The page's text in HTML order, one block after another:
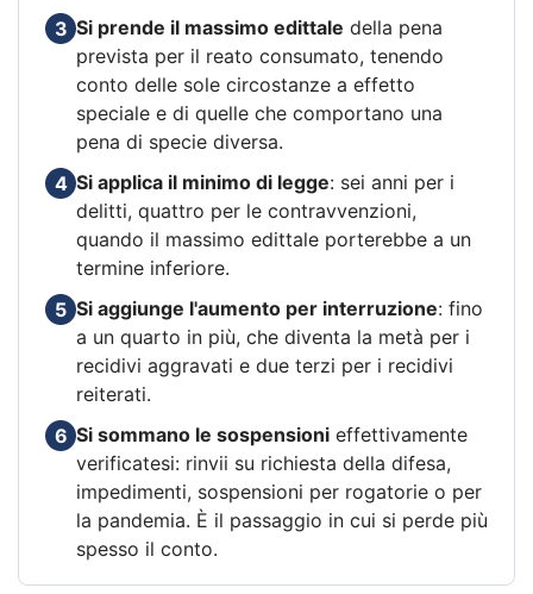
3 Si prende il massimo edittale della pena
prevista per il reato consumato, tenendo
conto delle sole circostanze a effetto
speciale e di quelle che comportano una
pena di specie diversa.
4 Si applica il minimo di legge: sei anni per i
delitti, quattro per le contravvenzioni,
quando il massimo edittale porterebbe a un
termine inferiore.
5 Si aggiunge l'aumento per interruzione: fino
a un quarto in più, che diventa la metà per i
recidivi aggravati e due terzi per i recidivi
reiterati.
6 Si sommano le sospensioni effettivamente
verificatesi: rinvii su richiesta della difesa,
impedimenti, sospensioni per rogatorie o per
la pandemia. È il passaggio in cui si perde più
spesso il conto.